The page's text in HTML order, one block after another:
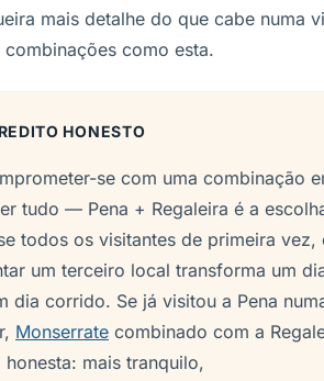
mais detalhe do que cabe numa
como esta.
HONESTO
se com uma combinação
tudo — Pena + Regaleira é a
todos os visitantes de primeira vez,
um terceiro local transforma um
dia corrido. Se já visitou a Pena
Monserrate combinado com a
mais tranquilo,